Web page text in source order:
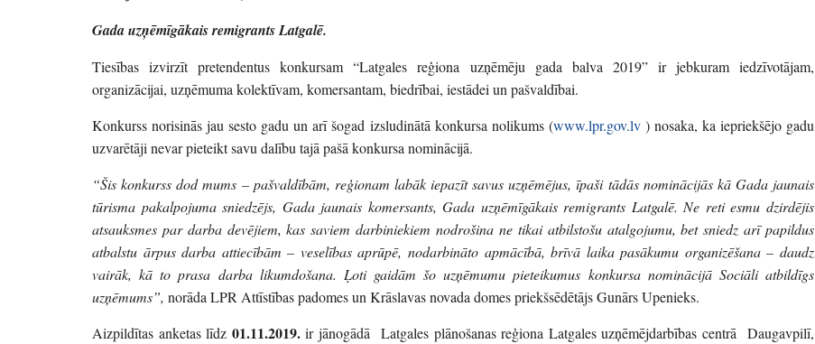
Gada uzņēmīgākais remigrants Latgalē.
Tiesības izvirzīt pretendentus konkursam “Latgales reģiona uzņēmēju gada balva 2019” ir jebkuram iedzīvotājam,
organizācijai, uzņēmuma kolektīvam, komersantam, biedrībai, iestādei un pašvaldībai.
Konkurss norisinās jau sesto gadu un arī šogad izsludinātā konkursa nolikums (www.lpr.gov.lv) nosaka, ka iepriekšējo gadu
uzvarētāji nevar pieteikt savu dalību tajā pašā konkursa nominācijā.
“Šis konkurss dod mums – pašvaldībām, reģionam labāk iepazīt savus uzņēmējus, īpaši tādās nominācijās kā Gada jaunais
tūrisma pakalpojuma sniedzējs, Gada jaunais komersants, Gada uzņēmīgākais remigrants Latgalē. Ne reti esmu dzirdējis
atsauksmes par darba devējiem, kas saviem darbiniekiem nodrošina ne tikai atbilstošu atalgojumu, bet sniedz arī papildus
atbalstu ārpus darba attiecībām – veselības aprūpē, nodarbināto apmācībā, brīvā laika pasākumu organizēšana – daudz
vairāk, kā to prasa darba likumdošana. Ļoti gaidām šo uzņēmumu pieteikumus konkursa nominācijā Sociāli atbildīgs
uzņēmums”, norāda LPR Attīstības padomes un Krāslavas novada domes priekšsēdētājs Gunārs Upenieks.
Aizpildītas anketas līdz 01.11.2019.ir jānogādā Latgales plānošanas reģiona Latgales uzņēmējdarbības centrā Daugavpilī,